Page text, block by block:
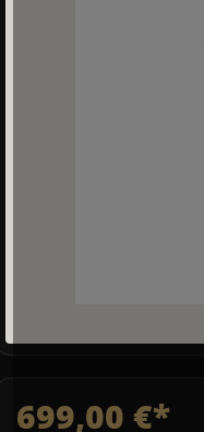
699,00 €*